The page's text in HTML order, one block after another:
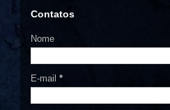
Contatos
Nome
E-mail *